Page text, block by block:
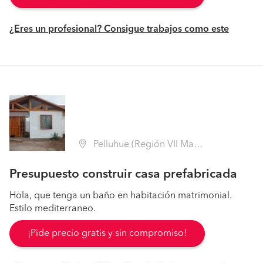
¿Eres un profesional? Consigue trabajos como este
Pelluhue (Región VII Maule - Cauquenes)
Presupuesto construir casa prefabricada
Hola, que tenga un baño en habitación matrimonial.
Estilo mediterraneo.
¡Pide precio gratis y sin compromiso!